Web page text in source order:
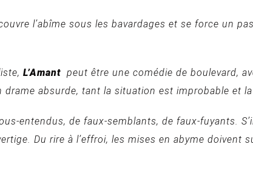
l’abîme sous les bavardages et se force un
L’Amant peut être une comédie de boulevard,
absurde, tant la situation est improbable et
entendus, de faux-semblants, de faux-fuyants.
Du rire à l’effroi, les mises en abyme doivent